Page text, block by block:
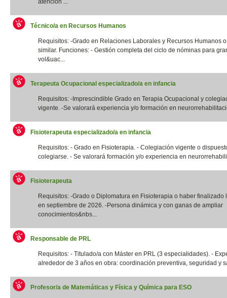
atención ...
Técnico/a en Recursos Humanos
Requisitos: -Grado en Relaciones Laborales y Recursos Humanos
similar. Funciones: - Gestión completa del ciclo de nóminas para
vol&uac...
Terapeuta Ocupacional especializado/a en infancia
Requisitos: -Imprescindible Grado en Terapia Ocupacional y
vigente. -Se valorará experiencia y/o formación en
Fisioterapeuta especializado/a en infancia
Requisitos: - Grado en Fisioterapia. - Colegiación vigente o
colegiarse. - Se valorará formación y/o experiencia en
Fisioterapeuta
Requisitos: -Grado o Diplomatura en Fisioterapia o haber finalizado
en septiembre de 2026. -Persona dinámica y con ganas de ampliar
conocimientos&nbs...
Responsable de PRL
Requisitos: - Titulado/a con Máster en PRL (3 especialidades). -
alrededor de 3 años en obra: coordinación preventiva, seguridad y
Profesor/a de Matemáticas y Física y Química para ESO